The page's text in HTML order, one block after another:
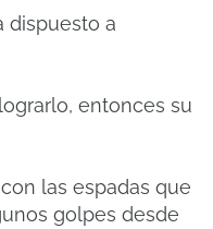
dispuesto a
entonces su
las espadas que
golpes desde